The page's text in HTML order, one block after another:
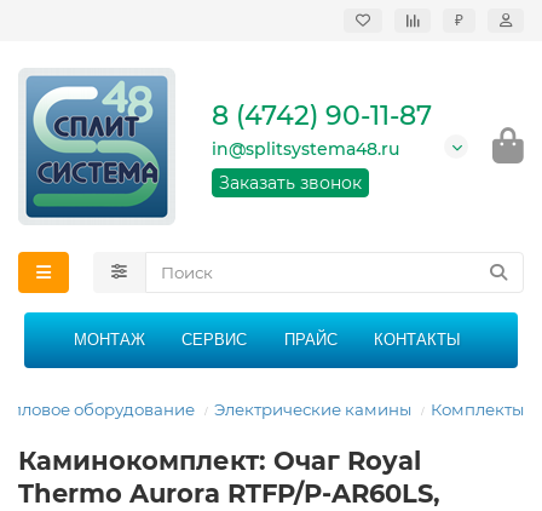
₽
кондиционеров в
области
График работы: 9:00 -
21:00 без перерыва и
8 (4742) 90-11-87
in@splitsystema48.ru
Заказать звонок
МОНТАЖ СЕРВИС ПРАЙС КОНТАКТЫ
оборудование Электрические камины Комплекты
Каминокомплект: Очаг Royal
Thermo Aurora RTFP/P-AR60LS,